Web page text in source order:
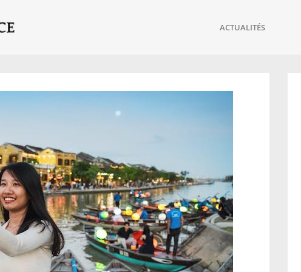
ACTUALITÉS